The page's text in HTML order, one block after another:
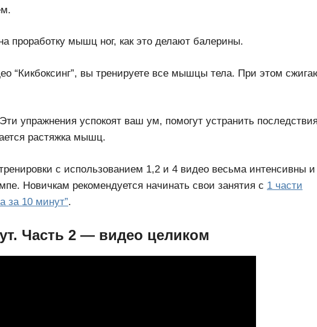
проработку мышц ног, как это делают балерины.
“Кикбоксинг”, вы тренируете все мышцы тела. При этом
упражнения успокоят ваш ум, помогут устранить последствия
растяжка мышц.
с использованием 1,2 и 4 видео весьма интенсивны и
Новичкам рекомендуется начинать свои занятия с 1 части
за 10 минут”.
Часть 2 — видео целиком